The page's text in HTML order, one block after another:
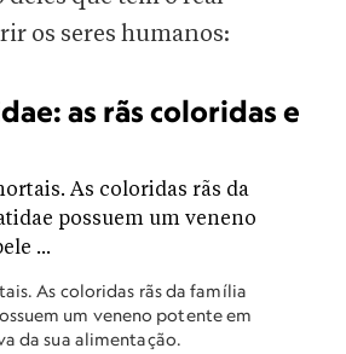
os seres humanos:
as rãs coloridas e
As coloridas rãs da família
um veneno potente em
da sua alimentação.